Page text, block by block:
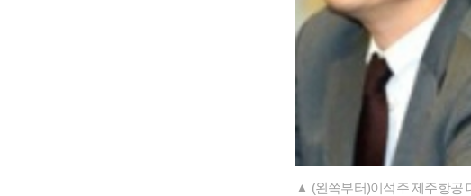
▲ (왼쪽부터)이석주 제주항공